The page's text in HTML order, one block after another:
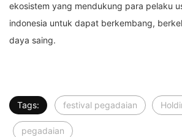
ekosistem yang mendukung para pelaku
indonesia untuk dapat berkembang,
daya saing.
Tags: festival pegadaian
pegadaian